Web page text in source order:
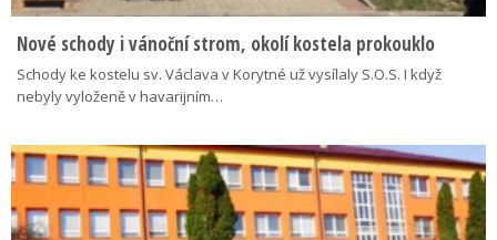
Nové schody i vánoční strom, okolí kostela prokouklo
Schody ke kostelu sv. Václava v Korytné už vysílaly S.O.S. I když
nebyly vyloženě v havarijním…